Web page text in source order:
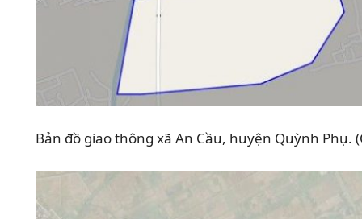
Bản đồ giao thông xã An Cầu, huyện Quỳnh Phụ.